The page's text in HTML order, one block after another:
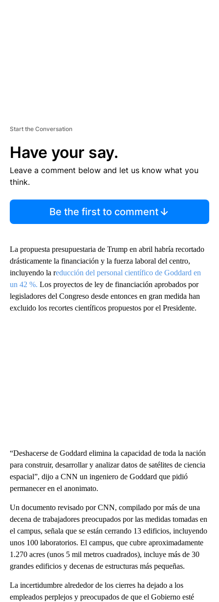
Start the Conversation
Have your say.
Leave a comment below and let us know what you
think.
Be the first to comment
La propuesta presupuestaria de Trump en abril habría recortado
drásticamente la financiación y la fuerza laboral del centro,
incluyendo la reducción del personal científico de Goddard en
un 42 %. Los proyectos de ley de financiación aprobados por
legisladores del Congreso desde entonces en gran medida han
excluido los recortes científicos propuestos por el Presidente.
“Deshacerse de Goddard elimina la capacidad de toda la nación
para construir, desarrollar y analizar datos de satélites de ciencia
espacial”, dijo a CNN un ingeniero de Goddard que pidió
permanecer en el anonimato.
Un documento revisado por CNN, compilado por más de una
decena de trabajadores preocupados por las medidas tomadas en
el campus, señala que se están cerrando 13 edificios, incluyendo
unos 100 laboratorios. El campus, que cubre aproximadamente
1.270 acres (unos 5 mil metros cuadrados), incluye más de 30
grandes edificios y decenas de estructuras más pequeñas.
La incertidumbre alrededor de los cierres ha dejado a los
empleados perplejos y preocupados de que el Gobierno esté